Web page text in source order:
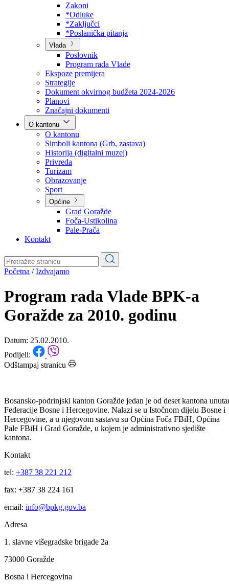
Poslovnik
Program rada Skupštine
Budžet 2026
Zakoni
*Odluke
*Zaključci
*Poslanička pitanja
Vlada
Poslovnik
Program rada Vlade
Ekspoze premijera
Strategije
Dokument okvirnog budžeta 2024-2026
Planovi
Značajni dokumenti
O kantonu
O kantonu
Simboli kantona (Grb, zastava)
Historija (digitalni muzej)
Privreda
Turizam
Obrazovanje
Općine
Pale-Prača
Kontakt
Početna/Izdvajamo
Program rada Vlade BPK-a
Goražde za 2010. godinu
Datum: 25.02.2010.